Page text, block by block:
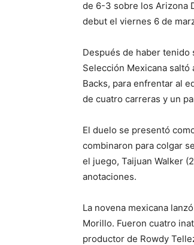
de 6-3 sobre los Arizona
debut el viernes 6 de
Después de haber
Selección Mexicana
Backs, para enfrentar al
de cuatro carreras y un
El duelo se presentó
combinaron para colgar
el juego, Taijuan Walker
anotaciones.
La novena mexicana
Morillo. Fueron cuatro
productor de Rowdy